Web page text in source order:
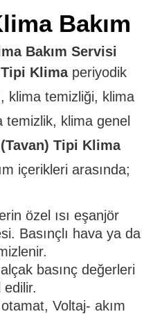
Bakım
Bakım Servisi
Klimaperiyodik
klima temizliği, klima
temizlik, klima genel
Tipi Klima
içerikleri arasında;
özel ısı eşanjör
Basınçlı hava ya da
basınç değerleri
edilir.
Voltaj- akım